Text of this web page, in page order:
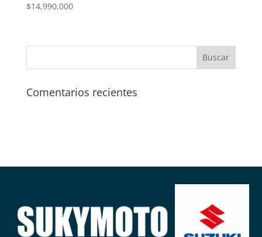
$14,990,000
Comentarios recientes